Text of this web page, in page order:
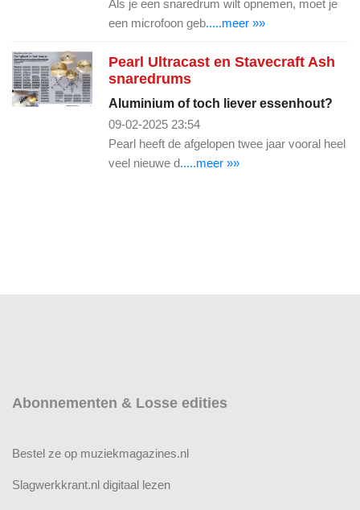
Als je een snaredrum wilt opnemen, moet je
een microfoon geb.....meer »»
Pearl Ultracast en Stavecraft Ash
snaredrums
Aluminium of toch liever essenhout?
09-02-2025 23:54
Pearl heeft de afgelopen twee jaar vooral heel
veel nieuwe d.....meer »»
Abonnementen & Losse edities
Bestel ze op muziekmagazines.nl
Slagwerkkrant.nl digitaal lezen